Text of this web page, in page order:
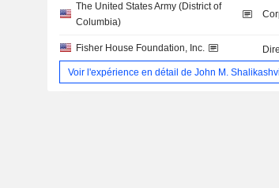
The United States Army (District of
Columbia)
Fisher House Foundation, Inc.
Voir l'expérience en détail de John M.